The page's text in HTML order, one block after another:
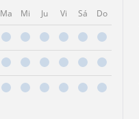
Ma Mi Ju Vi Sá Do